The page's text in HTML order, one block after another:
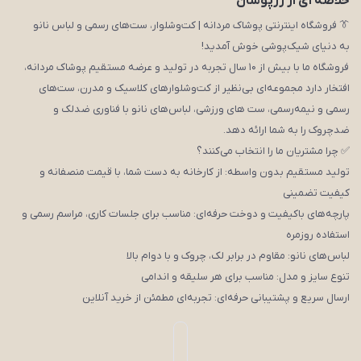
👔 فروشگاه اینترنتی پوشاک مردانه | کت‌وشلوار، ست‌های رسمی و لباس نانو
به دنیای شیک‌پوشی خوش آمدید!
فروشگاه ما با بیش از ۱۰ سال تجربه در تولید و عرضه مستقیم پوشاک مردانه،
افتخار دارد مجموعه‌ای بی‌نظیر از کت‌وشلوارهای کلاسیک و مدرن، ست‌های
رسمی و نیمه‌رسمی، ست های ورزشی، لباس‌های نانو با فناوری ضدلک و
ضدچروک را به شما ارائه دهد.
✅ چرا مشتریان ما را انتخاب می‌کنند؟
تولید مستقیم بدون واسطه: از کارخانه به دست شما، با قیمت منصفانه و
کیفیت تضمینی
پارچه‌های باکیفیت و دوخت حرفه‌ای: مناسب برای جلسات کاری، مراسم رسمی و
استفاده روزمره
لباس‌های نانو: مقاوم در برابر لک، چروک و با دوام بالا
تنوع سایز و مدل: مناسب برای هر سلیقه و اندامی
ارسال سریع و پشتیبانی حرفه‌ای: تجربه‌ای مطمئن از خرید آنلاین